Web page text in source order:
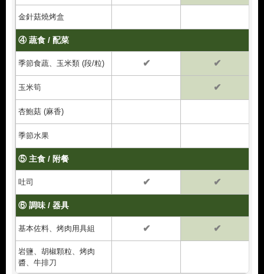
金針菇燒烤盒
④ 蔬食 / 配菜
季節食蔬、玉米類 (段/粒) ✔ ✔
玉米筍 ✔
杏鮑菇 (麻香)
季節水果
⑤ 主食 / 附餐
吐司 ✔ ✔
⑥ 調味 / 器具
基本佐料、烤肉用具組 ✔ ✔
岩鹽、胡椒顆粒、烤肉
醬、牛排刀